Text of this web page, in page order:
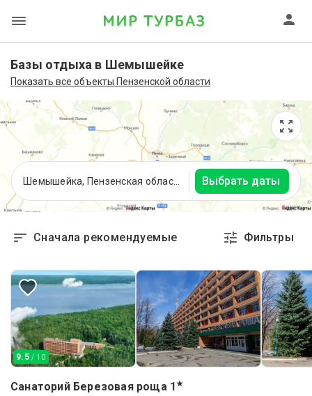
Базы отдыха в Шемышейке
Показать все объекты Пензенской области
Шемышейка, Пензенская область Выбрать даты
Сначала рекомендуемые Фильтры
9.5 / 10
Санаторий Березовая роща 1★